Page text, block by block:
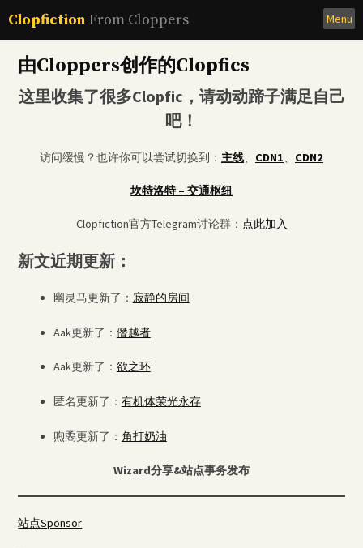
to
content
Clopfiction From Cloppers Menu
由Cloppers创作的Clopfics
这里收集了很多Clopfic，请动动蹄子满足自己
吧！
访问缓慢？也许你可以尝试切换到： 主线、 CDN1、 CDN2
坎特洛特 – 交通枢纽
Clopfiction官方Telegram讨论群： 点此加入
新文近期更新：
幽灵马更新了： 寂静的房间
Aak更新了： 僭越者
Aak更新了： 欲之环
匿名更新了： 有机体荣光永存
煦矞更新了： 角打奶油
Wizard分享&站点事务发布
站点Sponsor